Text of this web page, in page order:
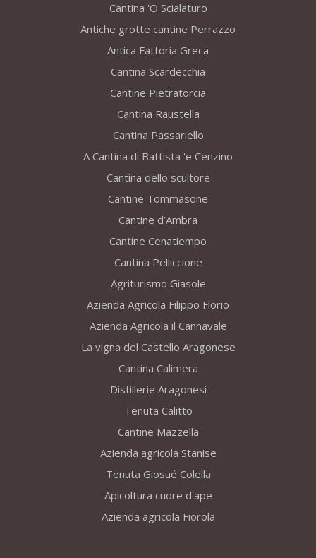
Cantina 'O Scialaturo
Antiche grotte cantine Perrazzo
Antica Fattoria Greca
Cantina Scardecchia
Cantine Pietratorcia
Cantina Raustella
Cantina Passariello
A Cantina di Battista 'e Cenzino
Cantina dello scultore
Cantine Tommasone
Cantine d’Ambra
Cantine Cenatiempo
Cantina Pelliccione
Agriturismo Giasole
Azienda Agricola Filippo Florio
Azienda Agricola il Cannavale
La vigna del Castello Aragonese
Cantina Calimera
Distillerie Aragonesi
Tenuta Calitto
Cantine Mazzella
Azienda agricola Stanise
Tenuta Giosué Colella
Apicoltura cuore d'ape
Azienda agricola Fiorola